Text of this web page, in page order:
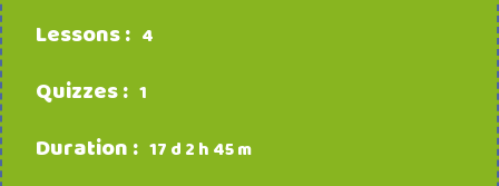
Lessons : 4
Quizzes : 1
Duration : 17 d 2 h 45 m